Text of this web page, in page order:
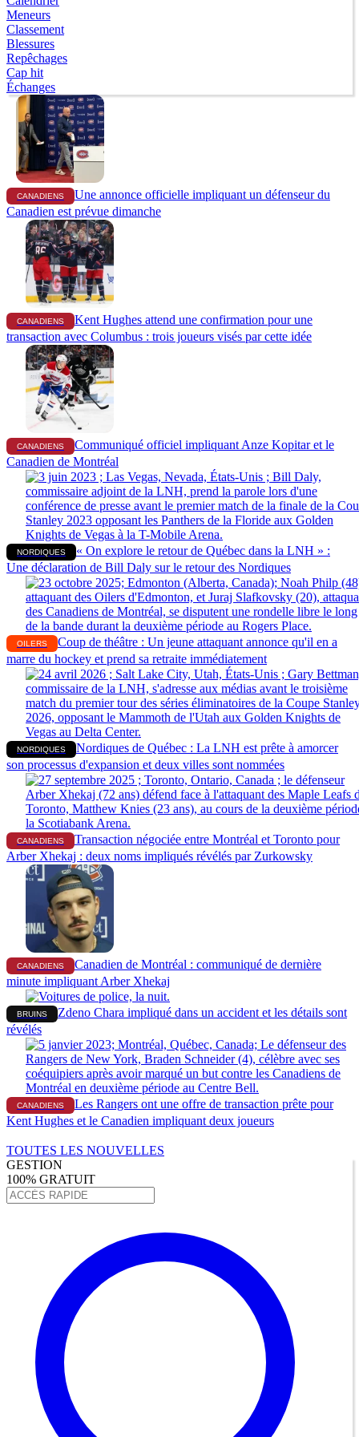
Meneurs
Classement
Blessures
Repêchages
Cap hit
Échanges
CANADIENS
Une annonce officielle impliquant un défenseur du
Canadien est prévue dimanche
CANADIENS
Kent Hughes attend une confirmation pour une
transaction avec Columbus : trois joueurs visés par cette idée
CANADIENS
Communiqué officiel impliquant Anze Kopitar et le
Canadien de Montréal
NORDIQUES
« On explore le retour de Québec dans la LNH » :
Une déclaration de Bill Daly sur le retour des Nordiques
OILERS
Coup de théâtre : Un jeune attaquant annonce qu'il en a
marre du hockey et prend sa retraite immédiatement
NORDIQUES
Nordiques de Québec : La LNH est prête à amorcer
son processus d'expansion et deux villes sont nommées
CANADIENS
Transaction négociée entre Montréal et Toronto pour
Arber Xhekaj : deux noms impliqués révélés par Zurkowsky
CANADIENS
Canadien de Montréal : communiqué de dernière
minute impliquant Arber Xhekaj
BRUINS
Zdeno Chara impliqué dans un accident et les détails sont
révélés
CANADIENS
Les Rangers ont une offre de transaction prête pour
Kent Hughes et le Canadien impliquant deux joueurs
TOUTES LES NOUVELLES
GESTION
100% GRATUIT